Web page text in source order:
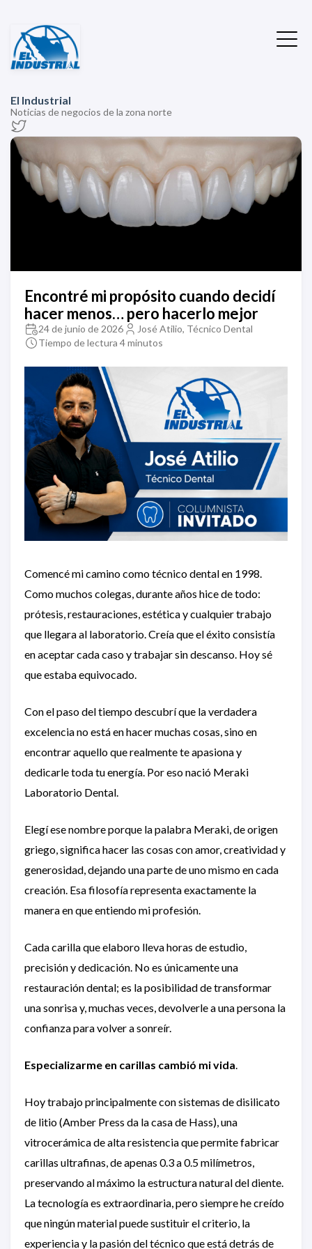
El Industrial
Noticias de negocios de la zona norte
Encontré mi propósito cuando decidí
hacer menos… pero hacerlo mejor
24 de junio de 2026
José Atilio, Técnico Dental
Tiempo de lectura 4 minutos
Comencé mi camino como técnico dental en 1998.
Como muchos colegas, durante años hice de todo:
prótesis, restauraciones, estética y cualquier trabajo
que llegara al laboratorio. Creía que el éxito consistía
en aceptar cada caso y trabajar sin descanso. Hoy sé
que estaba equivocado.
Con el paso del tiempo descubrí que la verdadera
excelencia no está en hacer muchas cosas, sino en
encontrar aquello que realmente te apasiona y
dedicarle toda tu energía. Por eso nació Meraki
Laboratorio Dental.
Elegí ese nombre porque la palabra Meraki, de origen
griego, significa hacer las cosas con amor, creatividad y
generosidad, dejando una parte de uno mismo en cada
creación. Esa filosofía representa exactamente la
manera en que entiendo mi profesión.
Cada carilla que elaboro lleva horas de estudio,
precisión y dedicación. No es únicamente una
restauración dental; es la posibilidad de transformar
una sonrisa y, muchas veces, devolverle a una persona la
confianza para volver a sonreír.
Especializarme en carillas cambió mi vida.
Hoy trabajo principalmente con sistemas de disilicato
de litio (Amber Press da la casa de Hass), una
vitrocerámica de alta resistencia que permite fabricar
carillas ultrafinas, de apenas 0.3 a 0.5 milímetros,
preservando al máximo la estructura natural del diente.
La tecnología es extraordinaria, pero siempre he creído
que ningún material puede sustituir el criterio, la
experiencia y la pasión del técnico que está detrás de